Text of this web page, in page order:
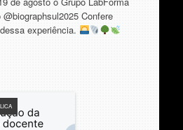
Confere
experiência.